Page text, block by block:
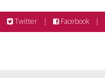
Twitter Facebook